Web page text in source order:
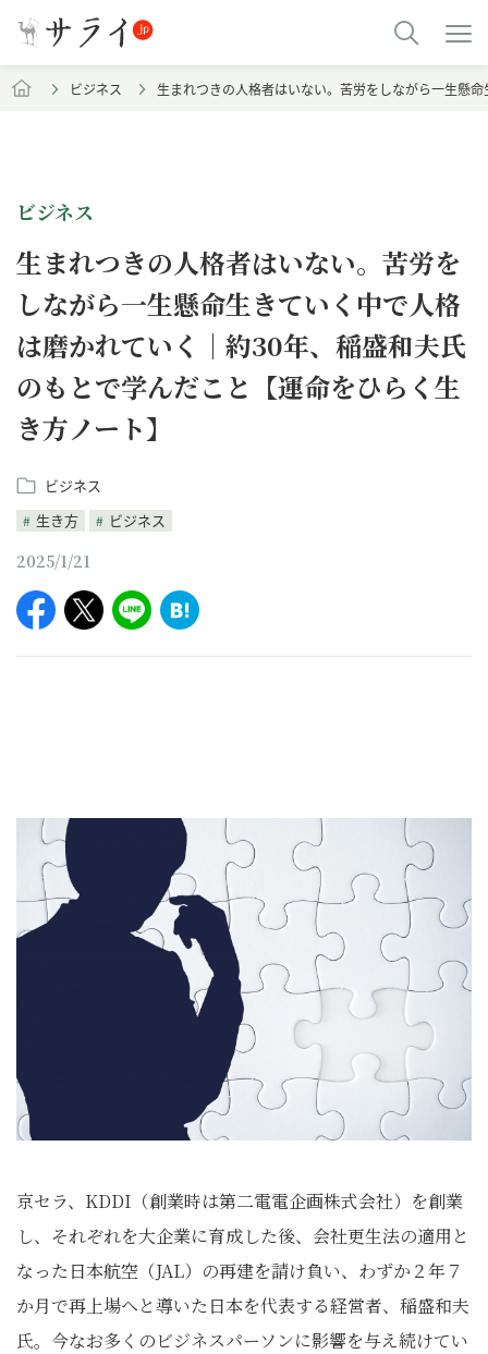
ビジネス 生まれつきの人格者はいない。苦労をしながら一生懸
ビジネス
生まれつきの人格者はいない。苦労を
しながら一生懸命生きていく中で人格
は磨かれていく｜約30年、稲盛和夫氏
のもとで学んだこと【運命をひらく生
き方ノート】
ビジネス
生き方
ビジネス
2025/1/21
京セラ、KDDI（創業時は第二電電企画株式会社）を創業
し、それぞれを大企業に育成した後、会社更生法の適用と
なった日本航空（JAL）の再建を請け負い、わずか２年７
か月で再上場へと導いた日本を代表する経営者、稲盛和夫
氏。今なお多くのビジネスパーソンに影響を与え続けてい